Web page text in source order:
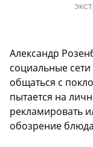
Александр
социальные
общаться с
пытается на
рекламировать
обозрение